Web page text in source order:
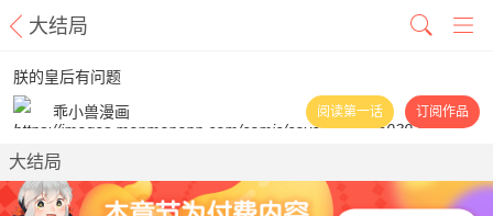
大结局
朕的皇后有问题
乖小兽漫画
阅读第一话 订阅作品
大结局